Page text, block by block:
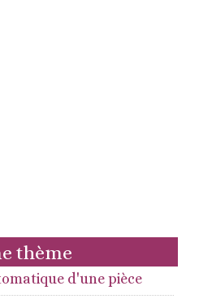
thème
d'une pièce